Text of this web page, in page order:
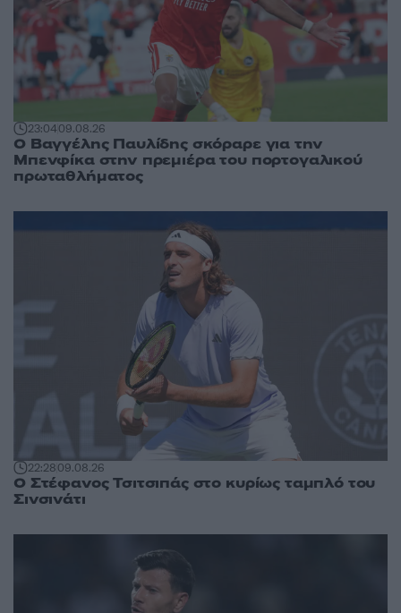
23:0409.08.26
Ο Βαγγέλης Παυλίδης σκόραρε για την
Μπενφίκα στην πρεμιέρα του πορτογαλικού
πρωταθλήματος
22:2809.08.26
Ο Στέφανος Τσιτσιπάς στο κυρίως ταμπλό του
Σινσινάτι